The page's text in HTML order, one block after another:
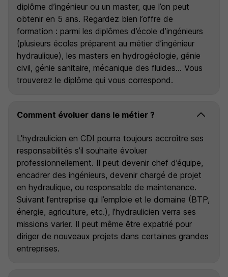
diplôme d’ingénieur ou un master, que l’on peut
obtenir en 5 ans. Regardez bien l’offre de
formation : parmi les diplômes d’école d’ingénieurs
(plusieurs écoles préparent au métier d’ingénieur
hydraulique), les masters en hydrogéologie, génie
civil, génie sanitaire, mécanique des fluides… Vous
trouverez le diplôme qui vous correspond.
Comment évoluer dans le métier ?
L'hydraulicien en CDI pourra toujours accroître ses
responsabilités s’il souhaite évoluer
professionnellement. Il peut devenir chef d’équipe,
encadrer des ingénieurs, devenir chargé de projet
en hydraulique, ou responsable de maintenance.
Suivant l’entreprise qui l’emploie et le domaine (BTP,
énergie, agriculture, etc.), l’hydraulicien verra ses
missions varier. Il peut même être expatrié pour
diriger de nouveaux projets dans certaines grandes
entreprises.